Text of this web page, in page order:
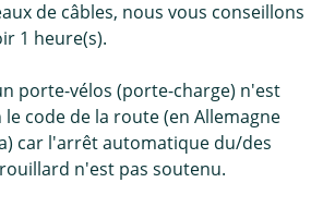
de câbles, nous vous conseillons
1 heure(s).
porte-vélos (porte-charge) n'est
code de la route (en Allemagne
car l'arrêt automatique du/des
n'est pas soutenu.